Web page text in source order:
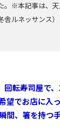
。※本記事は、
舎ルネッサンス
回転寿司屋で
望でお店に入
間、箸を持